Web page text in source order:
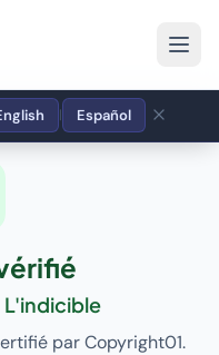
| Español
L'indicible
par Copyright01.